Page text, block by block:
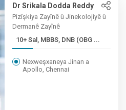
Dr Srikala Dodda Reddy
Pizîşkiya Zayînê û Jinekolojiyê û
Dermanê Zayînê
10+ Sal, MBBS, DNB (OBG ...
Nexweşxaneya Jinan a
Apollo, Chennai